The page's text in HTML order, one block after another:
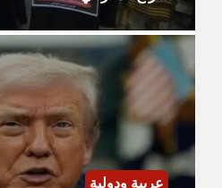
عربية ودولية